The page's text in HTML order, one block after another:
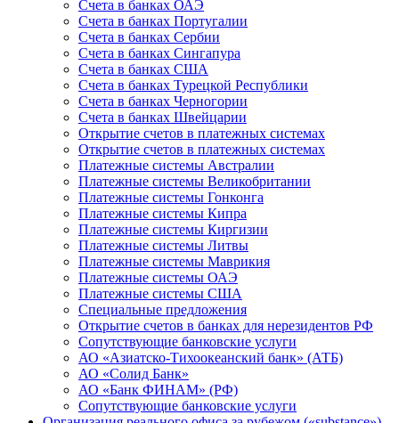
Счета в банках ОАЭ
Счета в банках Португалии
Счета в банках Сербии
Счета в банках Сингапура
Счета в банках США
Счета в банках Турецкой Республики
Счета в банках Черногории
Счета в банках Швейцарии
Открытие счетов в платежных системах
Открытие счетов в платежных системах
Платежные системы Австралии
Платежные системы Великобритании
Платежные системы Гонконга
Платежные системы Кипра
Платежные системы Киргизии
Платежные системы Литвы
Платежные системы Маврикия
Платежные системы ОАЭ
Платежные системы США
Специальные предложения
Открытие счетов в банках для нерезидентов РФ
Сопутствующие банковские услуги
АО «Азиатско-Тихоокеанский банк» (АТБ)
АО «Солид Банк»
АО «Банк ФИНАМ» (РФ)
Сопутствующие банковские услуги